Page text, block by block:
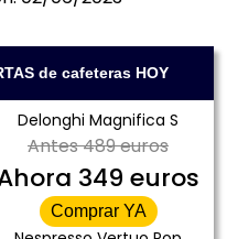
de cafeteras HOY
Delonghi Magnifica S
Antes489 euros
349 euros
Comprar YA